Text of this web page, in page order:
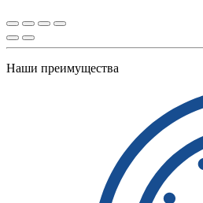
Наши преимущества